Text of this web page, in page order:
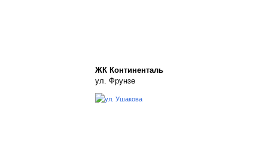
ЖК Континенталь
ул. Фрунзе